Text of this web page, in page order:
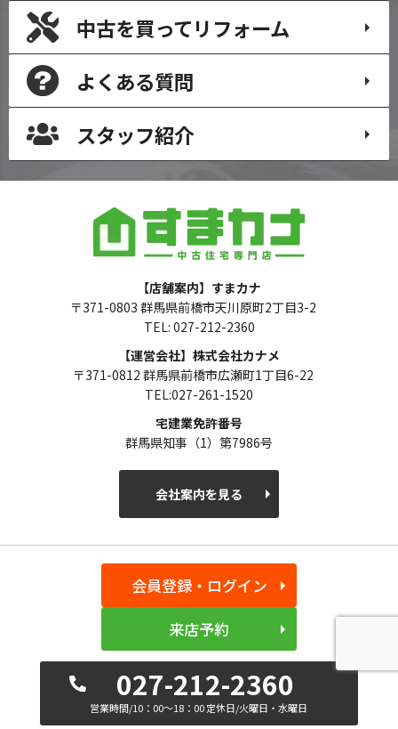
中古を買ってリフォーム
よくある質問
スタッフ紹介
【店舗案内】すまカナ
〒371-0803 群馬県前橋市天川原町2丁目3-2
TEL: 027-212-2360
【運営会社】株式会社カナメ
〒371-0812 群馬県前橋市広瀬町1丁目6-22
TEL:027-261-1520
宅建業免許番号
群馬県知事（1）第7986号
会社案内を見る
会員登録・ログイン
来店予約
027-212-2360
営業時間/10：00～18：00 定休日/火曜日・水曜日